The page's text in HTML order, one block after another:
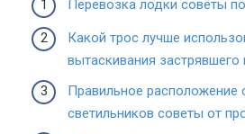
Перевозка лодки советы
Какой трос лучше
вытаскивания
Правильное расположение
светильников советы от